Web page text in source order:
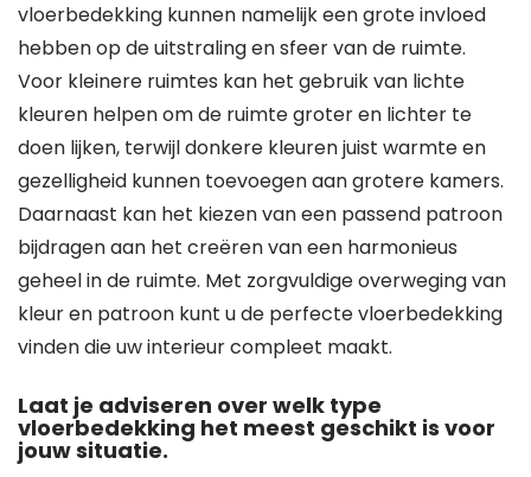
vloerbedekking kunnen namelijk een grote invloed
hebben op de uitstraling en sfeer van de ruimte.
Voor kleinere ruimtes kan het gebruik van lichte
kleuren helpen om de ruimte groter en lichter te
doen lijken, terwijl donkere kleuren juist warmte en
gezelligheid kunnen toevoegen aan grotere kamers.
Daarnaast kan het kiezen van een passend patroon
bijdragen aan het creëren van een harmonieus
geheel in de ruimte. Met zorgvuldige overweging van
kleur en patroon kunt u de perfecte vloerbedekking
vinden die uw interieur compleet maakt.
Laat je adviseren over welk type
vloerbedekking het meest geschikt is voor
jouw situatie.